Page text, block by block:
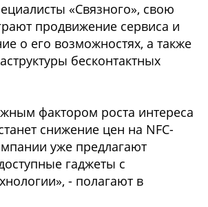
«Связного», свою
продвижение сервиса и
о его возможностях, а также
бесконтактных
фактором роста интереса
снижение цен на NFC-
уже предлагают
гаджеты с
- полагают в